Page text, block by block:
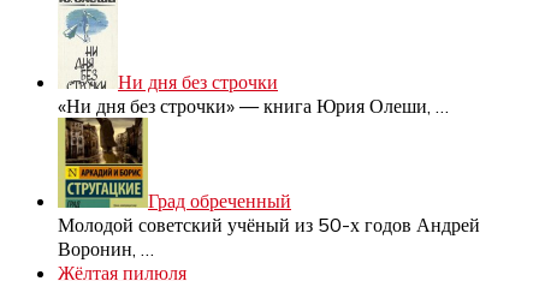
Ни дня без строчки
«Ни дня без строчки» — книга Юрия Олеши,
Град обреченный
Молодой советский учёный из 50-х годов Андрей
Воронин,
Жёлтая пилюля